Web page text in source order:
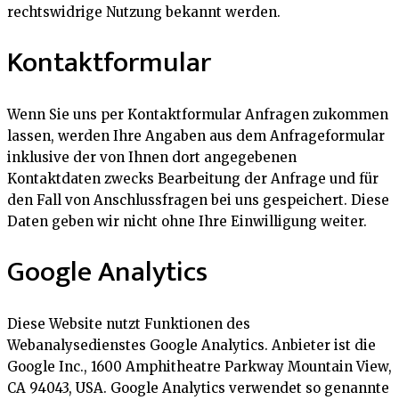
rechtswidrige Nutzung bekannt werden.
Kontaktformular
Wenn Sie uns per Kontaktformular Anfragen zukommen
lassen, werden Ihre Angaben aus dem Anfrageformular
inklusive der von Ihnen dort angegebenen
Kontaktdaten zwecks Bearbeitung der Anfrage und für
den Fall von Anschlussfragen bei uns gespeichert. Diese
Daten geben wir nicht ohne Ihre Einwilligung weiter.
Google Analytics
Diese Website nutzt Funktionen des
Webanalysedienstes Google Analytics. Anbieter ist die
Google Inc., 1600 Amphitheatre Parkway Mountain View,
CA 94043, USA. Google Analytics verwendet so genannte